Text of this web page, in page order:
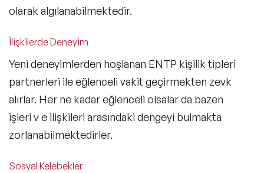
olarak algılanabilmektedir.
İlişkilerde Deneyim
Yeni deneyimlerden hoşlanan ENTP kişilik tipleri
partnerleri ile eğlenceli vakit geçirmekten zevk
alırlar. Her ne kadar eğlenceli olsalar da bazen
işleri v e ilişkileri arasındaki dengeyi bulmakta
zorlanabilmektedirler.
Sosyal Kelebekler